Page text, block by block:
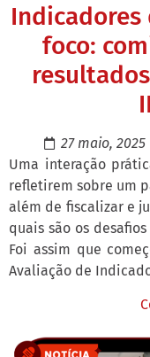
Indicadores
foco:
27 maio, 2025
Uma interação
refletirem sobre um
além de fiscalizar e
quais são os
Foi assim que
Avaliação de